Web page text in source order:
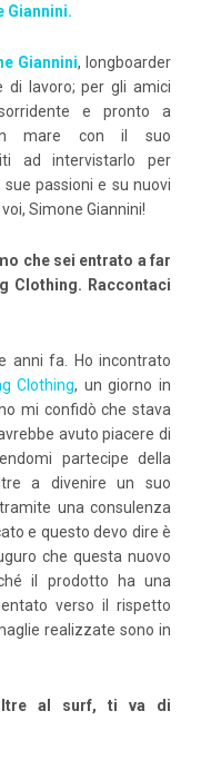
Giannini.
Giannini, longboarder
di lavoro; per gli amici
e pronto a
in mare con il suo
ad intervistarlo per
passioni e su nuovi
Simone Giannini!
che sei entrato a far
Clothing. Raccontaci
anni fa. Ho incontrato
Clothing, un giorno in
mi confidò che stava
avuto piacere di
partecipe della
a divenire un suo
una consulenza
e questo devo dire è
che questa nuovo
il prodotto ha una
verso il rispetto
realizzate sono in
al surf, ti va di